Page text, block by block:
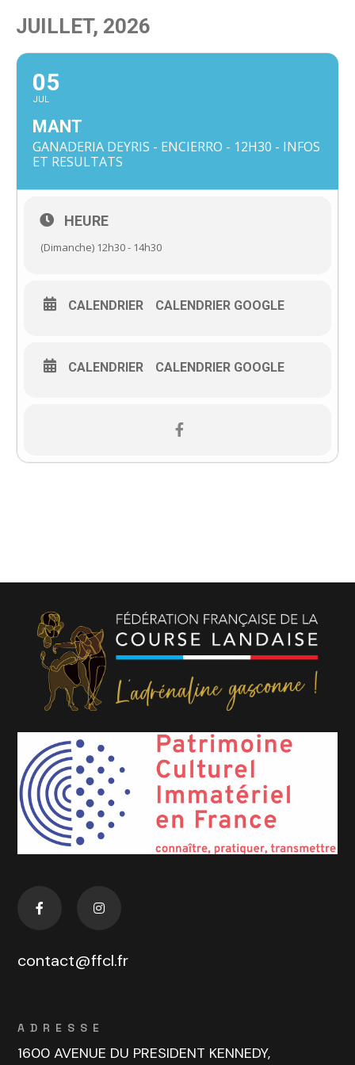
JUILLET, 2026
05
JUL
MANT
GANADERIA DEYRIS - ENCIERRO - 12H30 - INFOS
ET RESULTATS
HEURE
(Dimanche) 12h30 - 14h30
CALENDRIER CALENDRIER GOOGLE
CALENDRIER CALENDRIER GOOGLE
contact@ffcl.fr
ADRESSE
1600 AVENUE DU PRESIDENT KENNEDY,